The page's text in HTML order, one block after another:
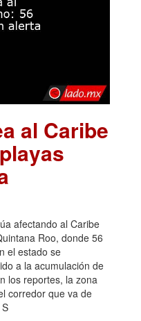
al Caribe
afectando al Caribe
Roo, donde 56
el estado se
a la acumulación de
los reportes, la zona
corredor que va de